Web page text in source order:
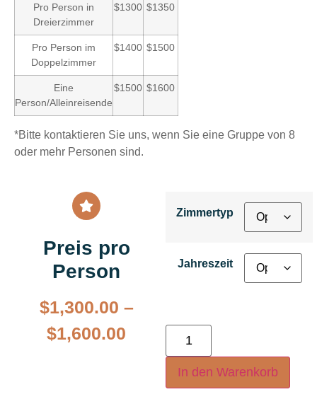
Pro Person in
Dreierzimmer
$1300 $1350
Pro Person im
Doppelzimmer
$1400 $1500
Eine
Person/Alleinreisende
$1500 $1600
*Bitte kontaktieren Sie uns, wenn Sie eine Gruppe von 8
oder mehr Personen sind.
Preis pro
Person
$1,300.00 –
$1,600.00
Zimmertyp
Jahreszeit
In den Warenkorb